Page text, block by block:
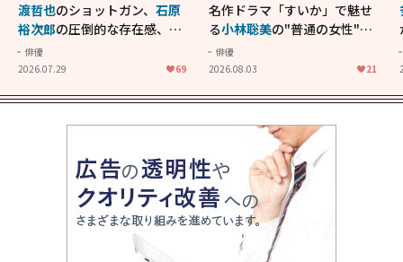
渡哲也のショットガン、 石原
裕次郎の圧倒的な存在感、 舘
ひろし
ン！"大門軍団"のカッコよさ
II」
俳優
2026.07.29
69
名作ドラマ「すいか」で魅せ
る小林聡美の"普通の女性"が
大人に刺さる...映画「かもめ
食堂」にも通じる静かな芝居
俳優
2026.08.03
21